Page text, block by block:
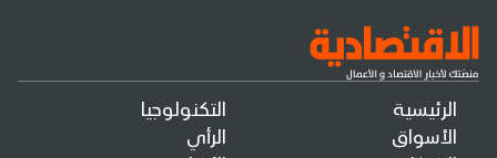
الرئيسية
الأسواق
التكنولوجيا
الرأي